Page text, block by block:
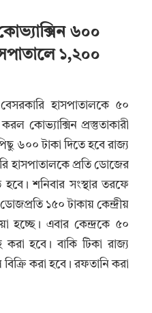
৬০০
১,২০০
হাসপাতালকে ৫০
কোভ্যাক্সিন প্রস্তুতাকারী
৬০০ টাকা দিতে হবে রাজ্য
হাসপাতালকে প্রতি ডোজের
শনিবার সংস্থার তরফে
১৫০ টাকায় কেন্দ্রীয়
হচ্ছে। এবার কেন্দ্রকে ৫০
করা হবে। বাকি টিকা রাজ্য
করা হবে। রফতানি করা